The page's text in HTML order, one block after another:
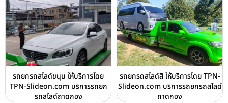
รถยกรถสไลด์ขนุน ให้บริการโดย
TPN-Slideon.com บริการรถยก
รถสไลด์ถาดกอง
รถยกรถสไลด์สิ ให้บริการโดย TPN-
Slideon.com บริการรถยกรถสไลด์
ถาดกอง